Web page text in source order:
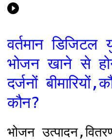
वर्तमान
भोजन खाने से
दर्जनों
कौन?
भोजन